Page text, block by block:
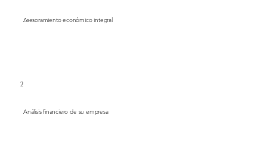
Asesoramiento económico integral
Análisis financiero de su empresa
2